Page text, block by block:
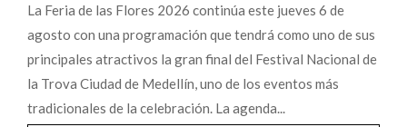
La Feria de las Flores 2026 continúa este jueves 6 de
agosto con una programación que tendrá como uno de sus
principales atractivos la gran final del Festival Nacional de
la Trova Ciudad de Medellín, uno de los eventos más
tradicionales de la celebración. La agenda...